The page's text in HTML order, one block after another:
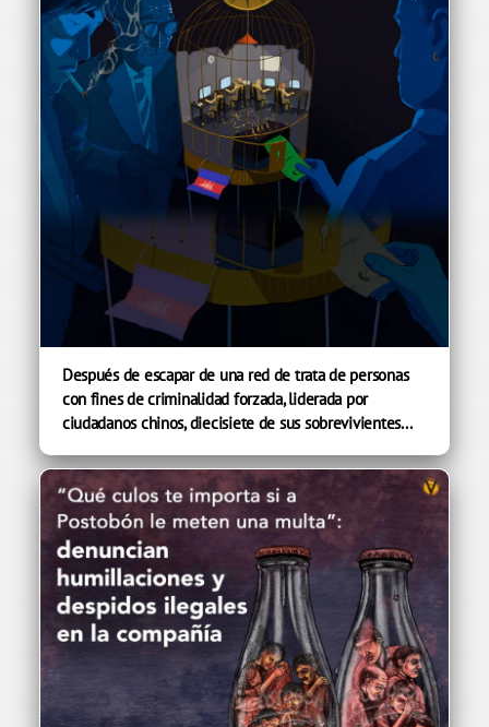
Después de escapar de una red de trata de personas
con fines de criminalidad forzada, liderada por
ciudadanos chinos, diecisiete de sus sobrevivientes...